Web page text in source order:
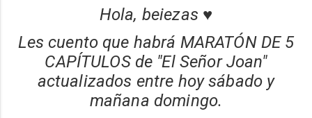
Hola, beiezas ♥
Les cuento que habrá MARATÓN DE 5
CAPÍTULOS de "El Señor Joan"
actualizados entre hoy sábado y
mañana domingo.